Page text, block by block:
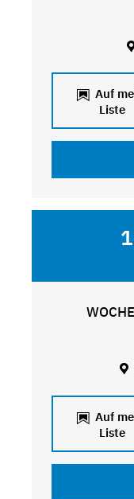
Auf
Liste
Auf
Liste